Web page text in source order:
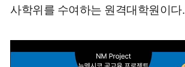
사학위를 수여하는 원격대학원이다.